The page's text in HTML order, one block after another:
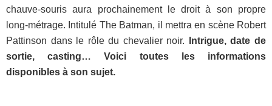
chauve-souris aura prochainement le droit à son propre
long-métrage. Intitulé The Batman, il mettra en scène Robert
Pattinson dans le rôle du chevalier noir.
Intrigue, date de
sortie, casting… Voici toutes les informations
disponibles à son sujet.